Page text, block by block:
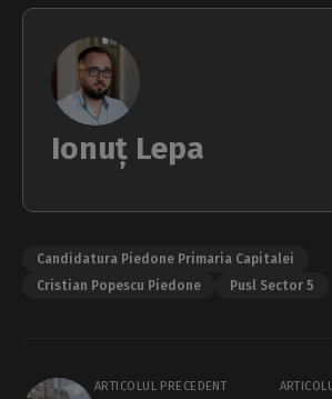
Ionuț Lepa
Candidatura Piedone Primaria Capitalei
Cristian Popescu Piedone
Pusl Sector 5
ARTICOLUL PRECEDENT